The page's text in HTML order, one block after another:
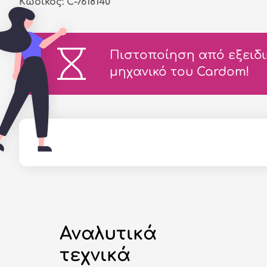
Πιστοποίηση από
μηχανικό του Cardom!
Αναλυτικά
τεχνικά